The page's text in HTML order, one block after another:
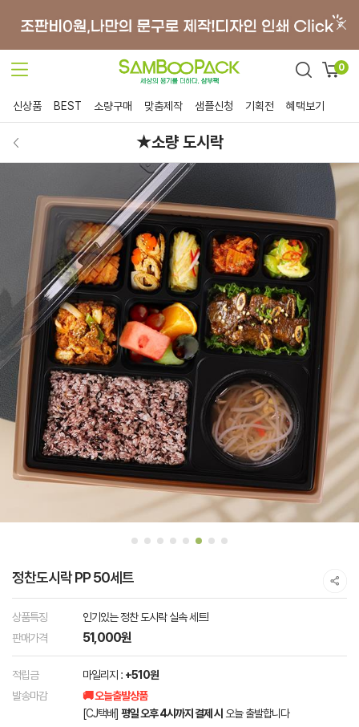
0
신상품 BEST 소량구매 맞춤제작 샘플신청 기획전 혜택보기
★소량 도시락
정찬도시락 PP 50세트
상품특징
인기있는 정찬 도시락 실속 세트!
판매가격
51,000원
적립금 마일리지 : +510원
발송마감
🚚 오늘출발상품
[CJ택배] 평일 오후 4시까지 결제 시 오늘 출발합니다